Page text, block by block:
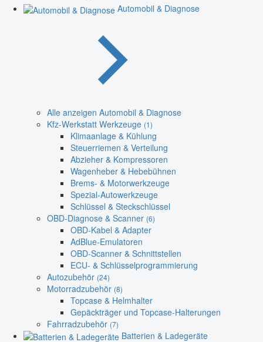
Automobil & Diagnose
Alle anzeigen Automobil & Diagnose
Kfz-Werkstatt Werkzeuge (1)
Klimaanlage & Kühlung
Steuerriemen & Verteilung
Abzieher & Kompressoren
Wagenheber & Hebebühnen
Brems- & Motorwerkzeuge
Spezial-Autowerkzeuge
Schlüssel & Steckschlüssel
OBD-Diagnose & Scanner (6)
OBD-Kabel & Adapter
AdBlue-Emulatoren
OBD-Scanner & Schnittstellen
ECU- & Schlüsselprogrammierung
Autozubehör (24)
Motorradzubehör (8)
Topcase & Helmhalter
Gepäckträger und Topcase-Halterungen
Fahrradzubehör (7)
Batterien & Ladegeräte